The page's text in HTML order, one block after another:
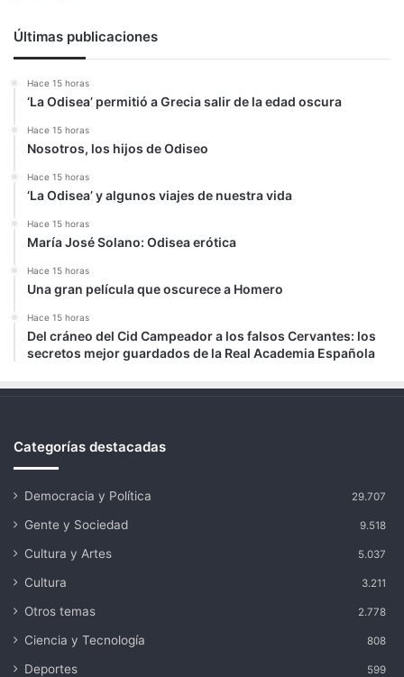
Últimas publicaciones
Hace 15 horas
‘La Odisea’ permitió a Grecia salir de la edad oscura
Hace 15 horas
Nosotros, los hijos de Odiseo
Hace 15 horas
‘La Odisea’ y algunos viajes de nuestra vida
Hace 15 horas
María José Solano: Odisea erótica
Hace 15 horas
Una gran película que oscurece a Homero
Hace 15 horas
Del cráneo del Cid Campeador a los falsos Cervantes: los
secretos mejor guardados de la Real Academia Española
Categorías destacadas
Democracia y Política 29.707
Gente y Sociedad 9.518
Cultura y Artes 5.037
Cultura 3.211
Otros temas 2.778
Ciencia y Tecnología 808
Deportes 599